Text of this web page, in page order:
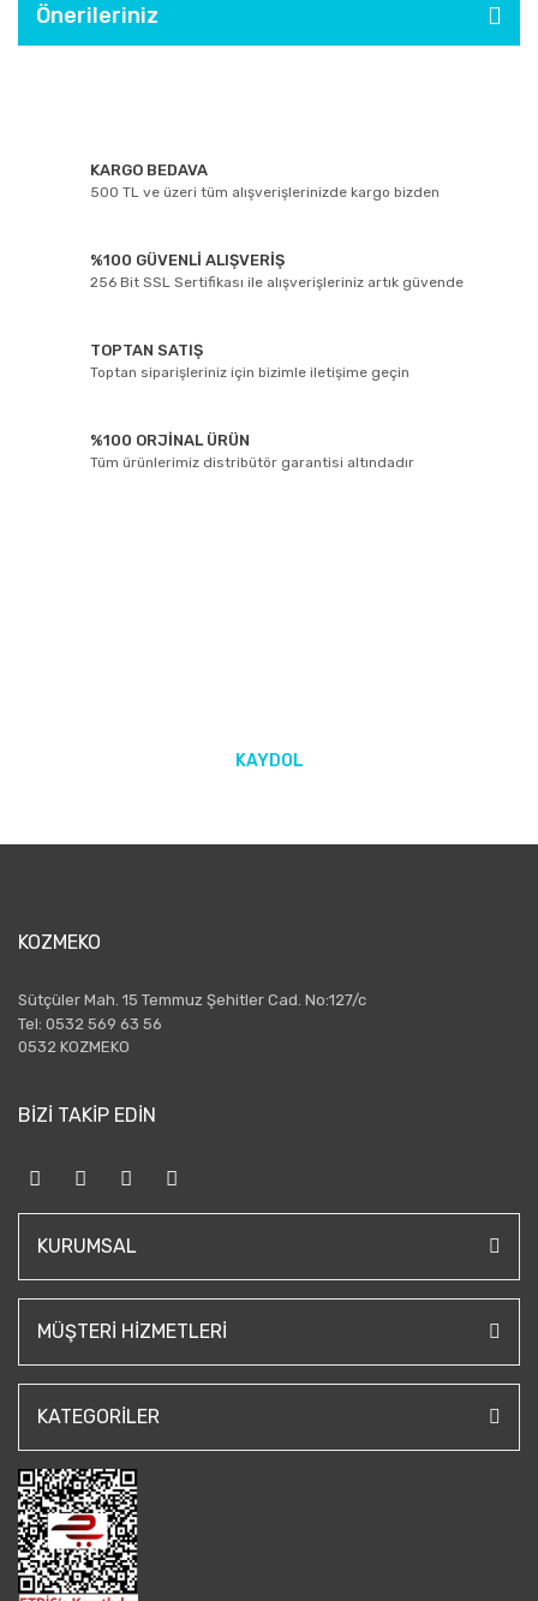
Önerileriniz
KARGO BEDAVA
500 TL ve üzeri tüm alışverişlerinizde kargo bizden
%100 GÜVENLİ ALIŞVERİŞ
256 Bit SSL Sertifikası ile alışverişleriniz artık güvende
TOPTAN SATIŞ
Toptan siparişleriniz için bizimle iletişime geçin
%100 ORJİNAL ÜRÜN
Tüm ürünlerimiz distribütör garantisi altındadır
KAYDOL
KOZMEKO
Sütçüler Mah. 15 Temmuz Şehitler Cad. No:127/c
Tel: 0532 569 63 56
0532 KOZMEKO
BİZİ TAKİP EDİN
KURUMSAL
MÜŞTERI HIZMETLERI
KATEGORILER